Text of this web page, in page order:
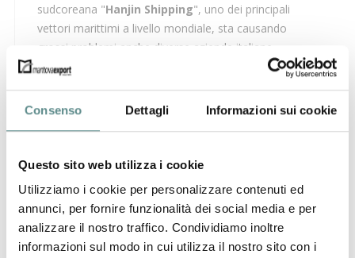
Consenso Dettagli Informazioni sui cookie
Questo sito web utilizza i cookie
Utilizziamo i cookie per personalizzare contenuti ed
annunci, per fornire funzionalità dei social media e per
analizzare il nostro traffico. Condividiamo inoltre
informazioni sul modo in cui utilizza il nostro sito con i
sudcoreana "Hanjin Shipping", uno dei principali
vettori marittimi a livello mondiale, sta causando
grossi problemi anche diverse aziende italiane.
19/09/2016
“ETICHETTATURA DEGLI ALIMENTI:
normativa”
4 ottobre 2016 - ore 14,30-18,30
Mantova, Via Portazzolo, 9